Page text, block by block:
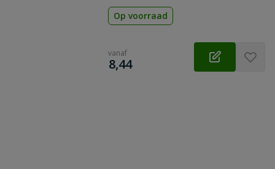
Op voorraad
vanaf
€
8,44